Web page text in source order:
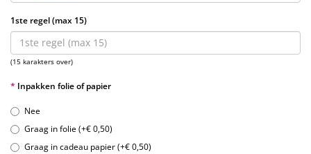
1ste regel (max 15)
(15 karakters over)
Inpakken folie of papier
Nee
Graag in folie (+€ 0,50)
Graag in cadeau papier (+€ 0,50)